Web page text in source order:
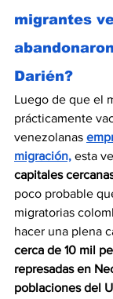
migrantes
Darién?
Luego de que el
prácticamente
venezolanas
migración, esta
capitales
poco probable
migratorias
hacer una plena
cerca de 10 mil
represadas en
poblaciones del